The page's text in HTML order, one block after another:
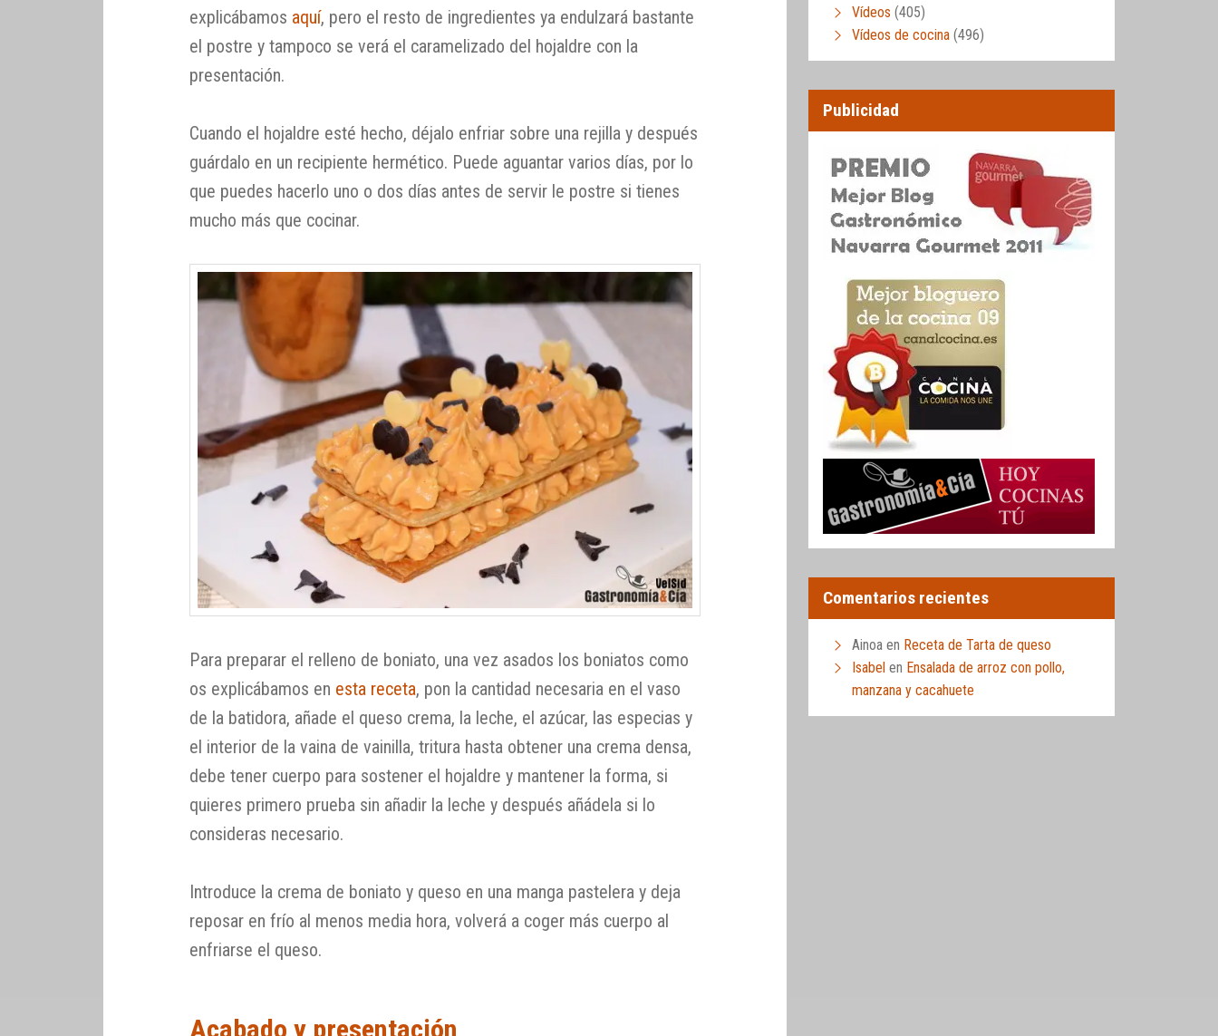
explicábamos aquí, pero el resto de ingredientes ya endulzará bastante
el postre y tampoco se verá el caramelizado del hojaldre con la
presentación.
Cuando el hojaldre esté hecho, déjalo enfriar sobre una rejilla y después
guárdalo en un recipiente hermético. Puede aguantar varios días, por lo
que puedes hacerlo uno o dos días antes de servir le postre si tienes
mucho más que cocinar.
Para preparar el relleno de boniato, una vez asados los boniatos como
os explicábamos en esta receta, pon la cantidad necesaria en el vaso
de la batidora, añade el queso crema, la leche, el azúcar, las especias y
el interior de la vaina de vainilla, tritura hasta obtener una crema densa,
debe tener cuerpo para sostener el hojaldre y mantener la forma, si
quieres primero prueba sin añadir la leche y después añádela si lo
consideras necesario.
Introduce la crema de boniato y queso en una manga pastelera y deja
reposar en frío al menos media hora, volverá a coger más cuerpo al
enfriarse el queso.
Acabado y presentación
Vídeos (405)
Vídeos de cocina (496)
Publicidad
Comentarios recientes
Ainoa en Receta de Tarta de queso
Isabel en Ensalada de arroz con pollo,
manzana y cacahuete